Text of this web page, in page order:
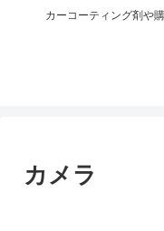
カーコーティング剤や
カメラ